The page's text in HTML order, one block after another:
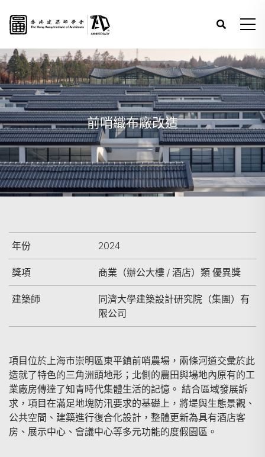
前哨織布廠改造
年份 2024
獎項 商業（辦公大樓 / 酒店）類 優異獎
建築師
同濟大學建築設計研究院（集團）有
限公司
項目位於上海市崇明區東平鎮前哨農場，兩條河道交彙於此
造就了特色的三角洲頭地形；北側的農田與場地內原有的工
業廠房傳達了知青時代集體生活的記憶。 結合區域發展訴
求，項目在滿足地塊防汛要求的基礎上，將堤與生態景觀、
公共空間、建築進行復合化設計，整體更新為具有酒店客
房、展示中心、會議中心等多元功能的度假園區。